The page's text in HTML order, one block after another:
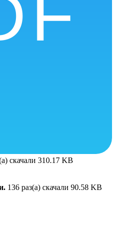
скачали 310.17 KB
136 раз(а) скачали 90.58 KB